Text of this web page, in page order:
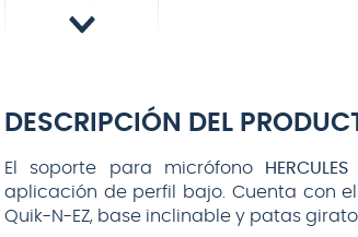
DESCRIPCIÓN DEL
El soporte para micrófono HERCULES
aplicación de perfil bajo. Cuenta con
Quik-N-EZ, base inclinable y patas